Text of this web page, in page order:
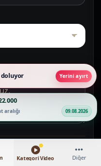
aralığı 09.08.2026
doluyor Yerini ayırt
Kategori Video Diğer